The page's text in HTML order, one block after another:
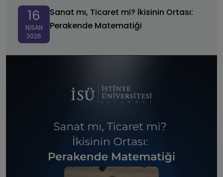
16
NISAN
2026
Sanat mı, Ticaret mi? İkisinin Ortası:
Perakende Matematiği
Matematiği